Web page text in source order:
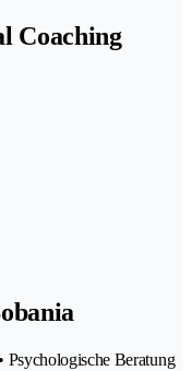
Coaching
Psychologische Beratung